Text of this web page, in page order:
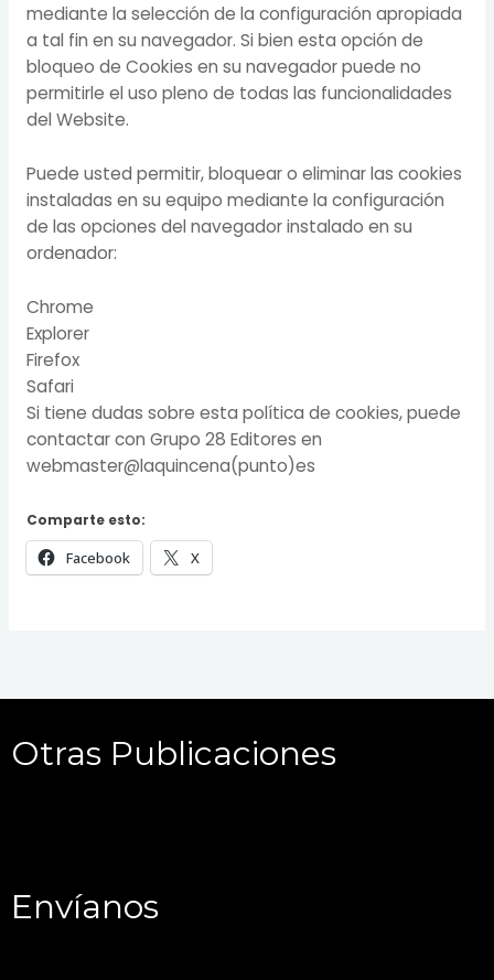
mediante la selección de la configuración apropiada
a tal fin en su navegador. Si bien esta opción de
bloqueo de Cookies en su navegador puede no
permitirle el uso pleno de todas las funcionalidades
del Website.
Puede usted permitir, bloquear o eliminar las cookies
instaladas en su equipo mediante la configuración
de las opciones del navegador instalado en su
ordenador:
Chrome
Explorer
Firefox
Safari
Si tiene dudas sobre esta política de cookies, puede
contactar con Grupo 28 Editores en
webmaster@laquincena(punto)es
Comparte esto:
Facebook X
Otras Publicaciones
Envíanos